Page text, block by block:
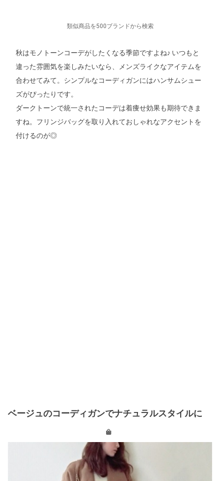
類似商品を500ブランドから検索
秋はモノトーンコーデがしたくなる季節ですよね♪ いつもと
違った雰囲気を楽しみたいなら、メンズライクなアイテムを
合わせてみて。シンプルなコーディガンにはハンサムシュー
ズがぴったりです。
ダークトーンで統一されたコーデは着痩せ効果も期待できま
すね。フリンジバッグを取り入れておしゃれなアクセントを
付けるのが◎
ベージュのコーディガンでナチュラルスタイルに